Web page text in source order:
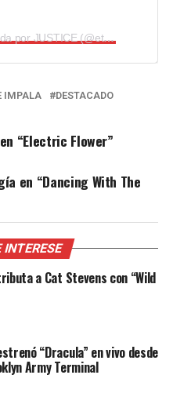
Una publicación compartida por JUSTICE (@etjusticepourtous)
IMPALA DESTACADO
“Electric Flower”
en “Dancing With The
INTERESE
a Cat Stevens con “Wild
“Dracula” en vivo desde
Army Terminal